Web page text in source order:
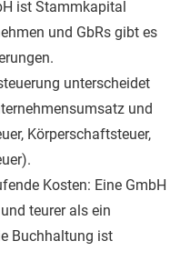
ist Stammkapital
und GbRs gibt es
unterscheidet
und
Körperschaftsteuer,
Kosten: Eine GmbH
teurer als ein
Buchhaltung ist